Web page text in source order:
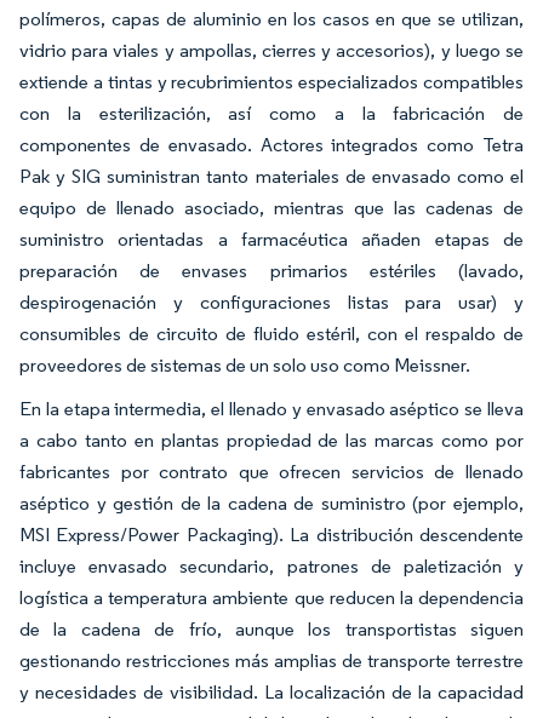
polímeros, capas de aluminio en los casos en que se utilizan,
vidrio para viales y ampollas, cierres y accesorios), y luego se
extiende a tintas y recubrimientos especializados compatibles
con la esterilización, así como a la fabricación de
componentes de envasado. Actores integrados como Tetra
Pak y SIG suministran tanto materiales de envasado como el
equipo de llenado asociado, mientras que las cadenas de
suministro orientadas a farmacéutica añaden etapas de
preparación de envases primarios estériles (lavado,
despirogenación y configuraciones listas para usar) y
consumibles de circuito de fluido estéril, con el respaldo de
proveedores de sistemas de un solo uso como Meissner.
En la etapa intermedia, el llenado y envasado aséptico se lleva
a cabo tanto en plantas propiedad de las marcas como por
fabricantes por contrato que ofrecen servicios de llenado
aséptico y gestión de la cadena de suministro (por ejemplo,
MSI Express/Power Packaging). La distribución descendente
incluye envasado secundario, patrones de paletización y
logística a temperatura ambiente que reducen la dependencia
de la cadena de frío, aunque los transportistas siguen
gestionando restricciones más amplias de transporte terrestre
y necesidades de visibilidad. La localización de la capacidad